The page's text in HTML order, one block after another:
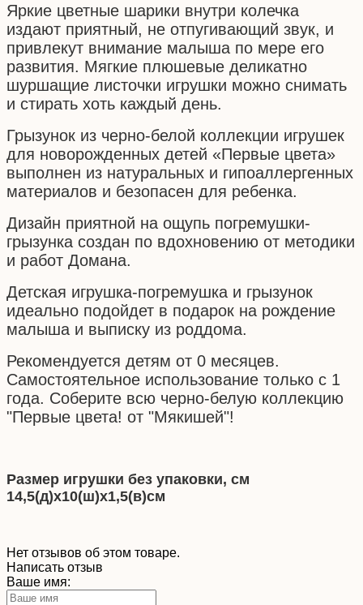
Яркие цветные шарики внутри колечка
издают приятный, не отпугивающий звук, и
привлекут внимание малыша по мере его
развития. Мягкие плюшевые деликатно
шуршащие листочки игрушки можно снимать
и стирать хоть каждый день.
Грызунок из черно-белой коллекции игрушек
для новорожденных детей «Первые цвета»
выполнен из натуральных и гипоаллергенных
материалов и безопасен для ребенка.
Дизайн приятной на ощупь погремушки-
грызунка создан по вдохновению от методики
и работ Домана.
Детская игрушка-погремушка и грызунок
идеально подойдет в подарок на рождение
малыша и выписку из роддома.
Рекомендуется детям от 0 месяцев.
Самостоятельное использование только с 1
года. Соберите всю черно-белую коллекцию
"Первые цвета! от "Мякишей"!
Размер игрушки без упаковки, см
14,5(д)х10(ш)х1,5(в)см
Нет отзывов об этом товаре.
Написать отзыв
Ваше имя: